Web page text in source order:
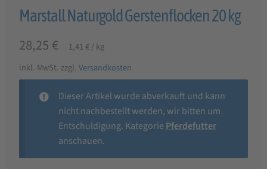
Marstall Naturgold Gerstenflocken 20 kg
28,25 € 1,41 €/kg
inkl. MwSt. zzgl. Versandkosten
Dieser Artikel wurde abverkauft und kann
nicht nachbestellt werden, wir bitten um
Entschuldigung. Kategorie Pferdefutter
anschauen.